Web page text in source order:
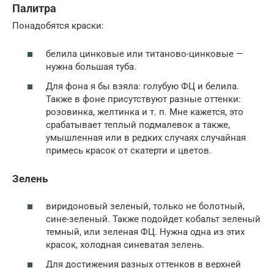
Палитра
Понадобятся краски:
белила цинковые или титаново-цинковые —
нужна большая туба.
Для фона я бы взяла: голубую ФЦ и белила.
Также в фоне присутствуют разные оттенки:
розовинка, желтинка и т. п. Мне кажется, это
срабатывает теплый подмалевок а также,
умышленная или в редких случаях случайная
примесь красок от скатерти и цветов.
Зелень
виридоновый зеленый, только не болотный,
сине-зеленый. Также подойдет кобальт зеленый
темный, или зеленая ФЦ. Нужна одна из этих
красок, холодная синеватая зелень.
Для достижения разных оттенков в верхней